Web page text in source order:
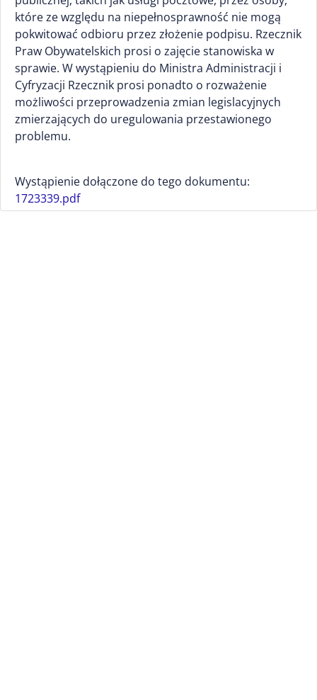
które ze względu na niepełnosprawność nie mogą
pokwitować odbioru przez złożenie podpisu. Rzecznik
Praw Obywatelskich prosi o zajęcie stanowiska w
sprawie. W wystąpieniu do Ministra Administracji i
Cyfryzacji Rzecznik prosi ponadto o rozważenie
możliwości przeprowadzenia zmian legislacyjnych
zmierzających do uregulowania przestawionego
problemu.
Wystąpienie dołączone do tego dokumentu:
1723339.pdf